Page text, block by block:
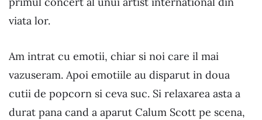
viata lor.
Am intrat cu emotii, chiar si noi care il mai
vazuseram. Apoi emotiile au disparut in doua
cutii de popcorn si ceva suc. Si relaxarea asta a
durat pana cand a aparut Calum Scott pe scena,